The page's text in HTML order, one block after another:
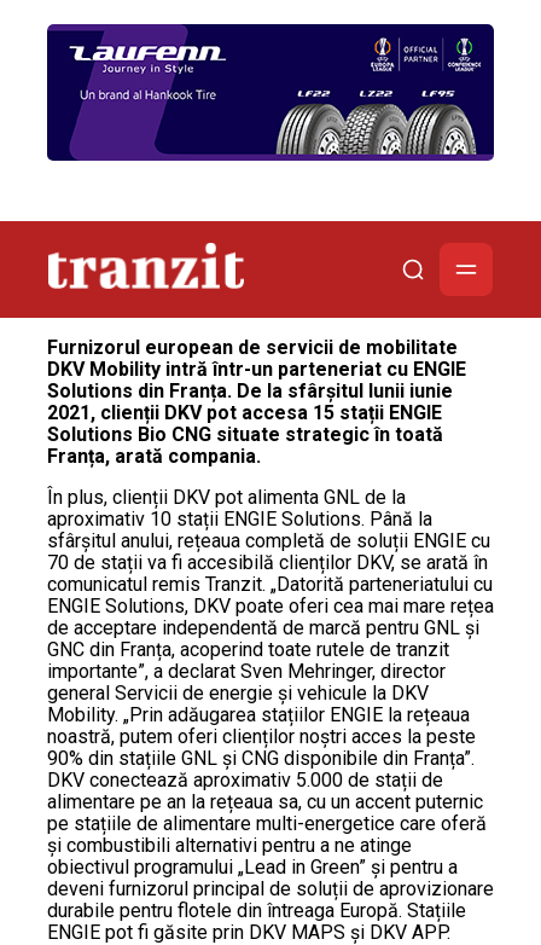
Furnizorul european de servicii de mobilitate
DKV Mobility intră într-un parteneriat cu ENGIE
Solutions din Franța. De la sfârșitul lunii iunie
2021, clienții DKV pot accesa 15 stații ENGIE
Solutions Bio CNG situate strategic în toată
Franța, arată compania.
În plus, clienții DKV pot alimenta GNL de la
aproximativ 10 stații ENGIE Solutions. Până la
sfârșitul anului, rețeaua completă de soluții ENGIE cu
70 de stații va fi accesibilă clienților DKV, se arată în
comunicatul remis Tranzit. „Datorită parteneriatului cu
ENGIE Solutions, DKV poate oferi cea mai mare rețea
de acceptare independentă de marcă pentru GNL și
GNC din Franța, acoperind toate rutele de tranzit
importante”, a declarat Sven Mehringer, director
general Servicii de energie și vehicule la DKV
Mobility. „Prin adăugarea stațiilor ENGIE la rețeaua
noastră, putem oferi clienților noștri acces la peste
90% din stațiile GNL și CNG disponibile din Franța”.
DKV conectează aproximativ 5.000 de stații de
alimentare pe an la rețeaua sa, cu un accent puternic
pe stațiile de alimentare multi-energetice care oferă
și combustibili alternativi pentru a ne atinge
obiectivul programului „Lead in Green” și pentru a
deveni furnizorul principal de soluții de aprovizionare
durabile pentru flotele din întreaga Europă. Stațiile
ENGIE pot fi găsite prin DKV MAPS și DKV APP.